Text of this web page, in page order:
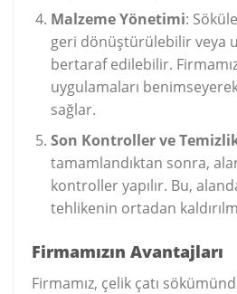
Malzeme Yönetimi:
geri dönüştürülebilir veya
bertaraf edilebilir.
uygulamaları
sağlar.
Son Kontroller ve
tamamlandıktan sonra,
kontroller yapılır. Bu,
tehlikenin ortadan
Firmamızın Avantajları
Firmamız, çelik çatı